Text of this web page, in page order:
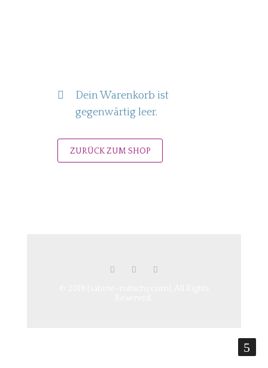
Dein Warenkorb ist
gegenwärtig leer.
ZURÜCK ZUM SHOP